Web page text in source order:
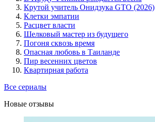
Крутой учитель Онидзука GTO (2026)
Клетки эмпатии
Расцвет власти
Шелковый мастер из будущего
Погоня сквозь время
Опасная любовь в Таиланде
Пир весенних цветов
Квартирная работа
Все сериалы
Новые отзывы